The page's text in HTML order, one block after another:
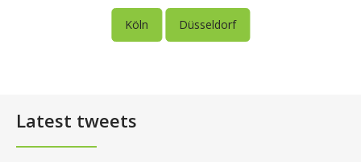
Köln Düsseldorf
Latest tweets